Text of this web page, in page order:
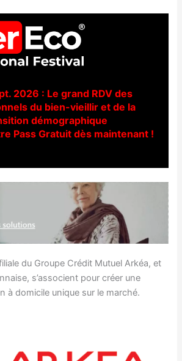
2026 : Le grand RDV des
du bien-vieillir et de la
démographique
Pass Gratuit dès maintenant !
du Groupe Crédit Mutuel Arkéa, et
s’associent pour créer une
à domicile unique sur le marché.